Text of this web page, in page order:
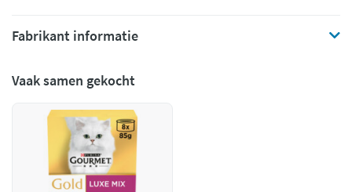
Fabrikant informatie
Vaak samen gekocht